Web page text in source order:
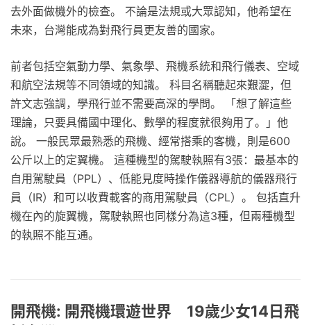
去外面做機外的檢查。 不論是法規或大眾認知，他希望在
未來，台灣能成為對飛行員更友善的國家。
前者包括空氣動力學、氣象學、飛機系統和飛行儀表、空域
和航空法規等不同領域的知識。 科目名稱聽起來艱澀，但
許文志強調，學飛行並不需要高深的學問。 「想了解這些
理論，只要具備國中理化、數學的程度就很夠用了。」他
說。 一般民眾最熟悉的飛機、經常搭乘的客機，則是600
公斤以上的定翼機。 這種機型的駕駛執照有3張：最基本的
自用駕駛員（PPL）、低能見度時操作儀器導航的儀器飛行
員（IR）和可以收費載客的商用駕駛員（CPL）。 包括直升
機在內的旋翼機，駕駛執照也同樣分為這3種，但兩種機型
的執照不能互通。
開飛機: 開飛機環遊世界 19歲少女14日飛